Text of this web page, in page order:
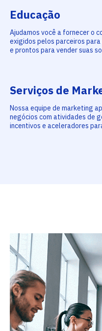
Educação
Ajudamos você a fornecer o
exigidos pelos parceiros
e prontos para vender suas
Serviços de
Nossa equipe de marketing
negócios com atividades de
incentivos e aceleradores